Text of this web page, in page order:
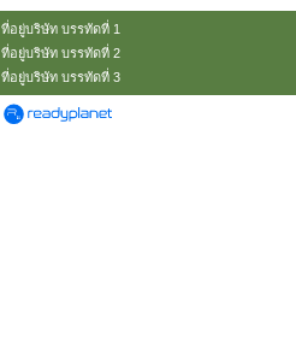
ที่อยู่บริษัท บรรทัดที่ 1
ที่อยู่บริษัท บรรทัดที่ 2
ที่อยู่บริษัท บรรทัดที่ 3